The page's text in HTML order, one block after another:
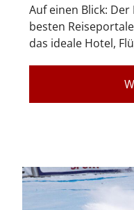
Auf einen Blick:
besten
das ideale Hotel,